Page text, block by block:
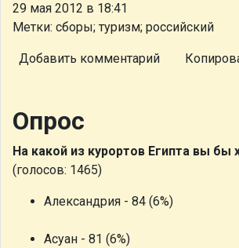
29 мая 2012 в 18:41
Метки: сборы; туризм; российский
Добавить комментарий
Опрос
На какой из курортов Египта вы бы
(голосов: 1465)
Александрия - 84 (6%)
Асуан - 81 (6%)